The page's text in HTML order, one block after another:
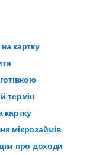
картку
термін
картку
мікрозаймів
про доходи